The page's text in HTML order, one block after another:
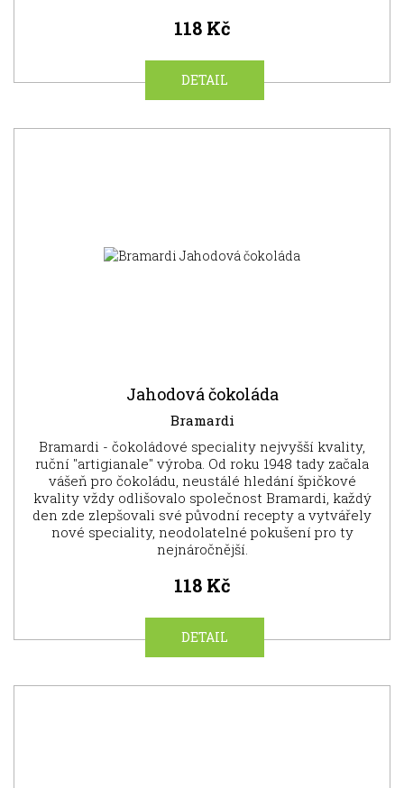
118 Kč
DETAIL
Jahodová čokoláda
Bramardi
Bramardi - čokoládové speciality nejvyšší kvality,
ruční "artigianale" výroba. Od roku 1948 tady začala
vášeň pro čokoládu, neustálé hledání špičkové
kvality vždy odlišovalo společnost Bramardi, každý
den zde zlepšovali své původní recepty a vytvářely
nové speciality, neodolatelné pokušení pro ty
nejnáročnější.
118 Kč
DETAIL